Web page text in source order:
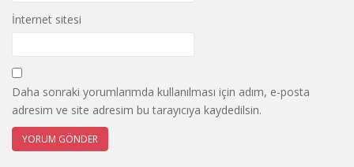
İnternet sitesi
Daha sonraki yorumlarımda kullanılması için adım, e-posta
adresim ve site adresim bu tarayıcıya kaydedilsin.